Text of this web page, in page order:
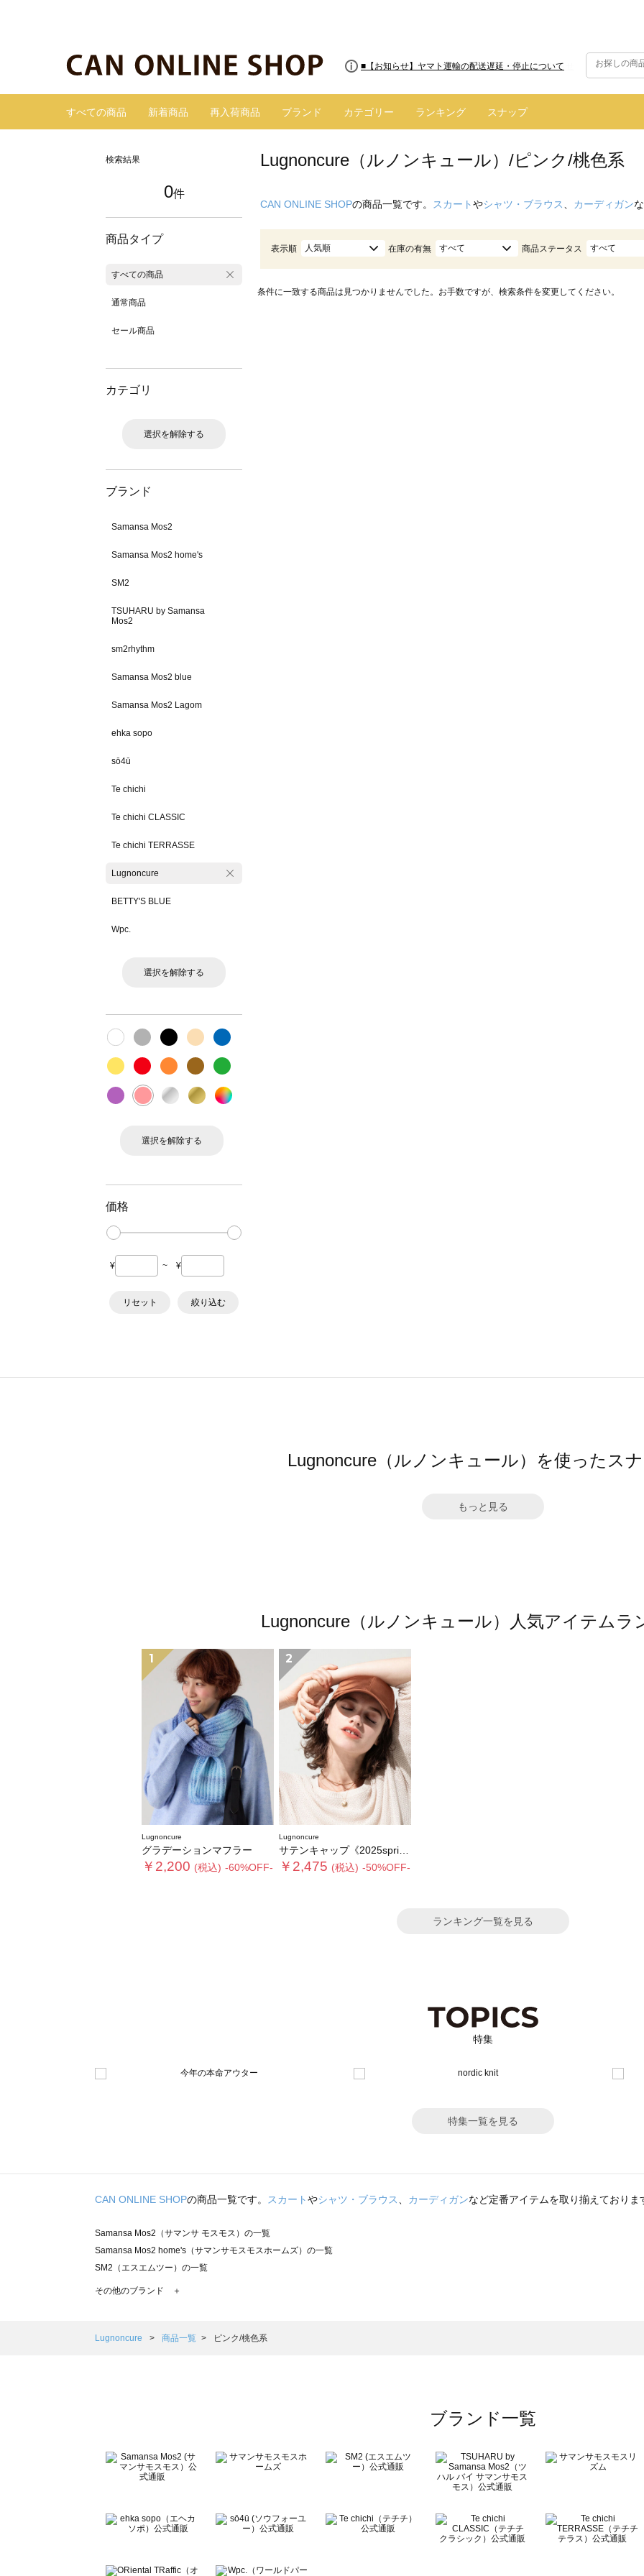
■8/13(木)AM2:00～サイトメンテナンス実施のお知らせ
■【お知らせ】ヤマト運輸の配送遅延・停止について
すべての商品 新着商品 再入荷商品 ブランド カテゴリー ランキング スナップ
検索結果
0件
商品タイプ
すべての商品
通常商品
セール商品
カテゴリ
選択を解除する
ブランド
Samansa Mos2
Samansa Mos2 home's
SM2
TSUHARU by Samansa
Mos2
sm2rhythm
Samansa Mos2 blue
Samansa Mos2 Lagom
ehka sopo
sō4ū
Te chichi
Te chichi CLASSIC
Te chichi TERRASSE
Lugnoncure
BETTY'S BLUE
Wpc.
選択を解除する
選択を解除する
価格
¥ ~ ¥
リセット 絞り込む
Lugnoncure（ルノンキュール）/ピンク/桃色系
CAN ONLINE SHOPの商品一覧です。 スカートやシャツ・ブラウス カーディガン
表示順 人気順 在庫の有無 すべて 商品ステータス すべて
条件に一致する商品は見つかりませんでした。お手数ですが、検索条件を変更してください。
Lugnoncure（ルノンキュール）を使ったス
もっと見る
Lugnoncure（ルノンキュール）人気アイテムラ
1
Lugnoncure
グラデーションマフラー
￥2,200 (税込) -60%OFF-
2
Lugnoncure
サテンキャップ《2025spring catalog item》
￥2,475 (税込) -50%OFF-
ランキング一覧を見る
特集
特集一覧を見る
CAN ONLINE SHOPの商品一覧です。 スカートやシャツ・ブラウス、 カーディガンなど定番アイテムを取り揃えておりま
Samansa Mos2（サマンサ モスモス）の一覧
Samansa Mos2 home's（サマンサモスモスホームズ）の一覧
SM2（エスエムツー）の一覧
TSUHARU by Samansa Mos2（ツハルバイサマンサモスモス）の一覧
Samansa Mos2 Lagom（サマンサモスモス ラーゴム）の一覧
BETTY'S BLUE（べティーズブルー）の一覧
Wpc.（ワールドパーティー）の一覧
その他のブランド ＋
Lugnoncure 商品一覧 ピンク/桃色系
ブランド一覧